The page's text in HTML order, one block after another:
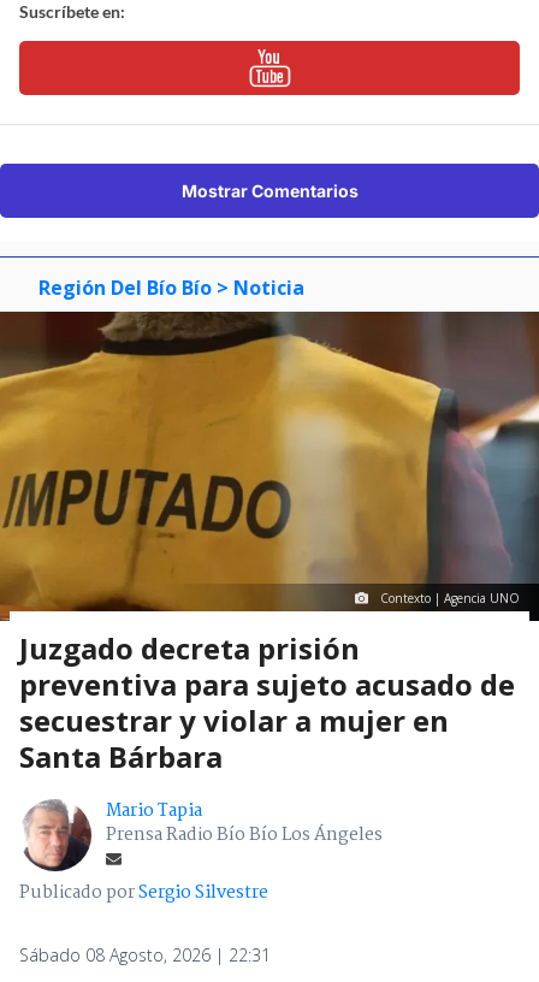
Suscríbete en:
Mostrar Comentarios
Región Del Bío Bío > Noticia
Contexto | Agencia UNO
Juzgado decreta prisión
preventiva para sujeto acusado de
secuestrar y violar a mujer en
Santa Bárbara
Mario Tapia
Prensa Radio Bío Bío Los Ángeles
Publicado porSergio Silvestre
Sábado 08 Agosto, 2026 | 22:31